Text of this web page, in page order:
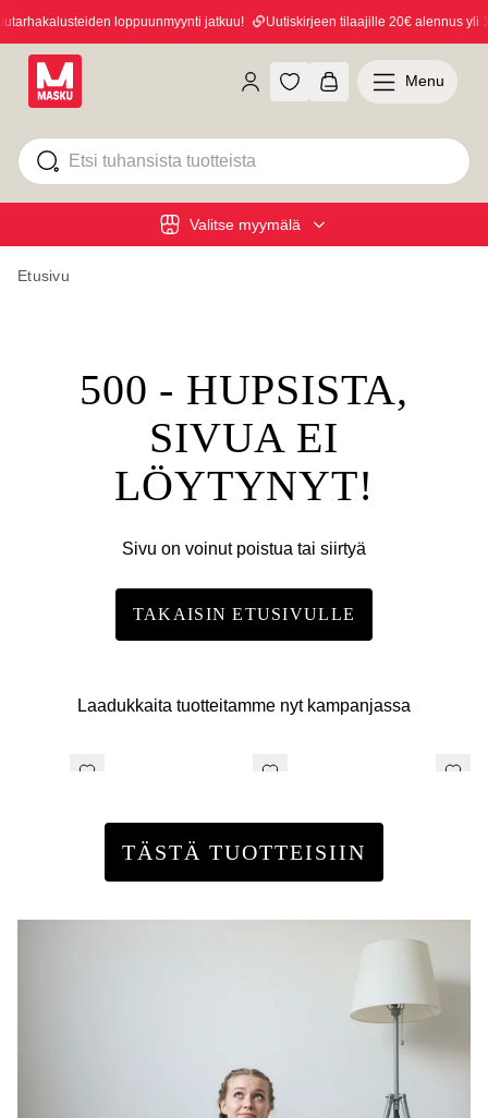
loppuunmyynti jatkuu! Uutiskirjeen tilaajille 20€ alennus yli
Valitse myymälä
Menu
Etusivu
500 - HUPSISTA,
SIVUA EI
LÖYTYNYT!
Sivu on voinut poistua tai siirtyä
TAKAISIN ETUSIVULLE
Laadukkaita tuotteitamme nyt kampanjassa
TÄSTÄ TUOTTEISIIN